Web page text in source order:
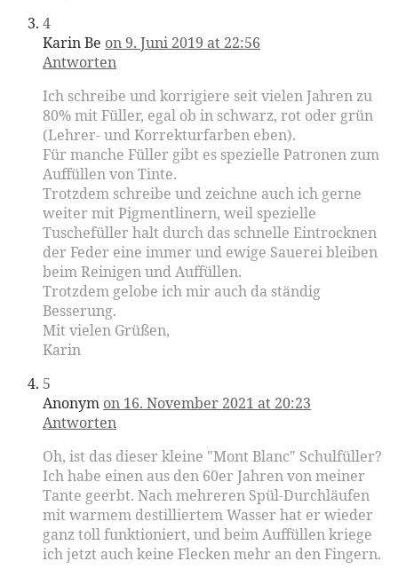
4
Karin Be on 9. Juni 2019 at 22:56
Antworten
Ich schreibe und korrigiere seit vielen Jahren zu
80% mit Füller, egal ob in schwarz, rot oder grün
(Lehrer- und Korrekturfarben eben).
Für manche Füller gibt es spezielle Patronen zum
Auffüllen von Tinte.
Trotzdem schreibe und zeichne auch ich gerne
weiter mit Pigmentlinern, weil spezielle
Tuschefüller halt durch das schnelle Eintrocknen
der Feder eine immer und ewige Sauerei bleiben
beim Reinigen und Auffüllen.
Trotzdem gelobe ich mir auch da ständig
Besserung.
Mit vielen Grüßen,
Karin
5
Anonym on 16. November 2021 at 20:23
Antworten
Oh, ist das dieser kleine "Mont Blanc" Schulfüller?
Ich habe einen aus den 60er Jahren von meiner
Tante geerbt. Nach mehreren Spül-Durchläufen
mit warmem destilliertem Wasser hat er wieder
ganz toll funktioniert, und beim Auffüllen kriege
ich jetzt auch keine Flecken mehr an den Fingern.